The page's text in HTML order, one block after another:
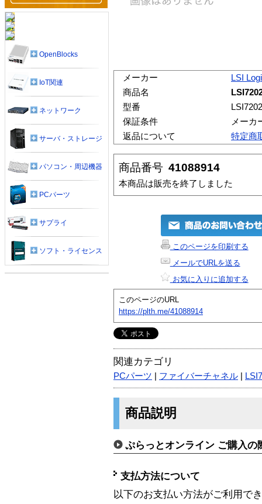
メーカー
LSI
商品名
型番
保証条件
メーカ
返品について
特定商
商品番号 41088914
本商品は販売を終了しました
このページを印刷する
メールでURLを送る
お気に入りに追加する
このページのURL
https://plth.me/41088914
関連カテゴリ
PCパーツ ファイバーチャネル
商品説明
ぷらっとオンライン ご購入の
支払方法について
以下のお支払い方法がご利用で
OpenBlocks
IoT関連
ネットワーク
サーバ・ストレージ
パソコン・周辺機器
PCパーツ
サプライ
ソフト・ライセンス